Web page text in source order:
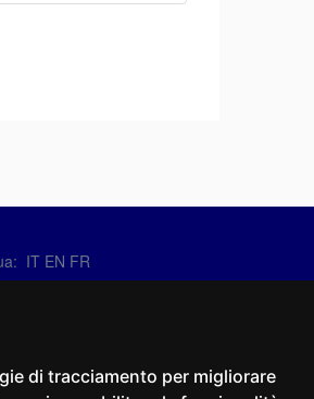
di tracciamento per migliorare
IT EN FR